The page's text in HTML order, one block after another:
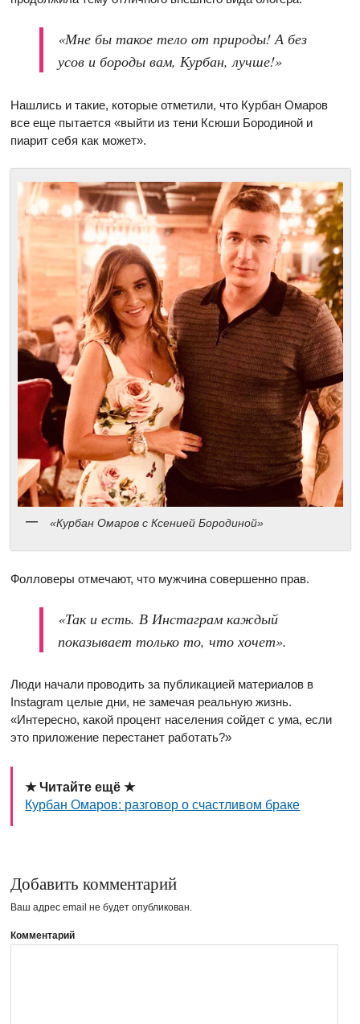
«Мне бы такое тело от природы! А без
усов и бороды вам, Курбан, лучше!»
Нашлись и такие, которые отметили, что Курбан Омаров
все еще пытается «выйти из тени Ксюши Бородиной и
пиарит себя как может».
«Курбан Омаров с Ксенией Бородиной»
Фолловеры отмечают, что мужчина совершенно прав.
«Так и есть. В Инстаграм каждый
показывает только то, что хочет».
Люди начали проводить за публикацией материалов в
Instagram целые дни, не замечая реальную жизнь.
«Интересно, какой процент населения сойдет с ума, если
это приложение перестанет работать?»
★ Читайте ещё ★
Курбан Омаров: разговор о счастливом браке
Добавить комментарий
Ваш адрес email не будет опубликован.
Комментарий